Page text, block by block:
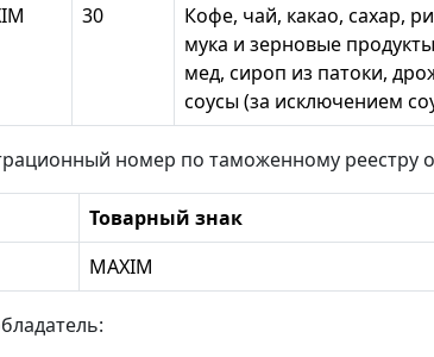
30
Кофе, чай, какао, сахар,
мука и зерновые
мед, сироп из патоки,
соусы (за исключением
номер по таможенному реестру
Товарный знак
MAXIM